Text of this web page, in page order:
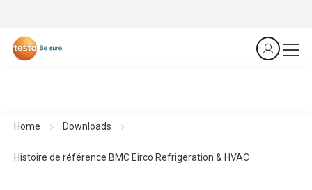
Home Downloads
Histoire de référence BMC Eirco Refrigeration & HVAC